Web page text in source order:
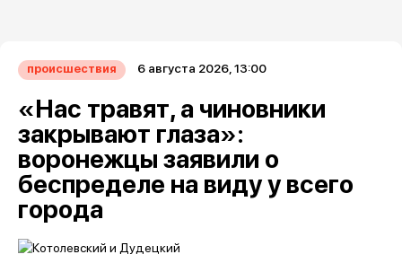
происшествия 6 августа 2026, 13:00
«Нас травят, а чиновники
закрывают глаза»:
воронежцы заявили о
беспределе на виду у всего
города